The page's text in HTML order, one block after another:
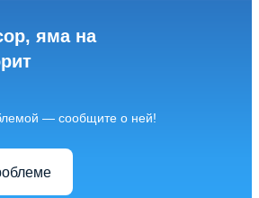
яма на
— сообщите о ней!